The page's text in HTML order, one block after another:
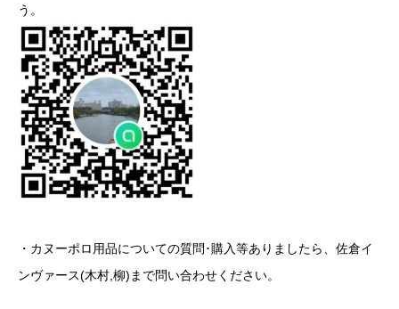
う。
・カヌーポロ用品についての質問･購入等ありましたら、佐倉イ
ンヴァース(木村,柳)まで問い合わせください。